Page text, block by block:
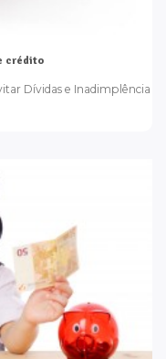
crédito
Dívidas e Inadimplência